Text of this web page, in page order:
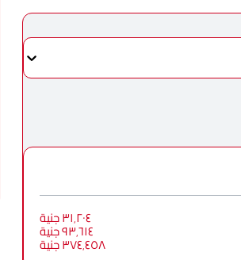
٣١٬٢٠٤ جنية
٩٣٬٦١٤ جنية
٣٧٤٬٤٥٨ جنية